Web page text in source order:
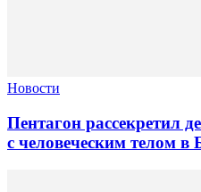
Новости
Пентагон рассекретил
с человеческим телом в